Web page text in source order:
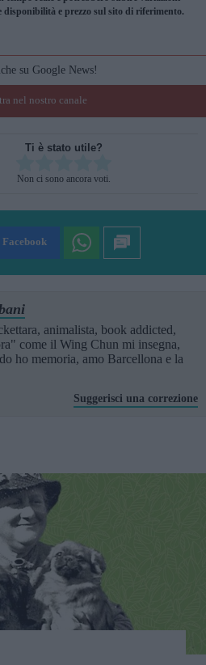
e prezzo sul sito di riferimento.
su Google News!
nel nostro canale
Ti è stato utile?
Non ci sono ancora voti.
Facebook
animalista, book addicted,
come il Wing Chun mi insegna,
ho memoria, amo Barcellona e la
Suggerisci una correzione